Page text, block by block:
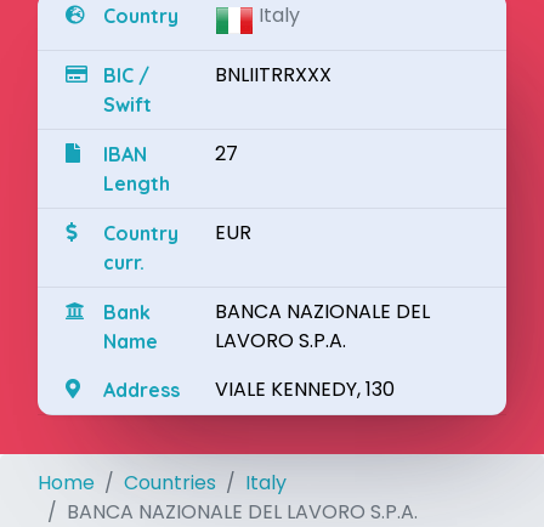
Country Italy
BIC /
Swift
BNLIITRRXXX
IBAN
Length
27
Country
curr.
EUR
Bank
Name
BANCA NAZIONALE DEL
LAVORO S.P.A.
Address VIALE KENNEDY, 130
Home Countries
Italy
BANCA NAZIONALE DEL LAVORO S.P.A.